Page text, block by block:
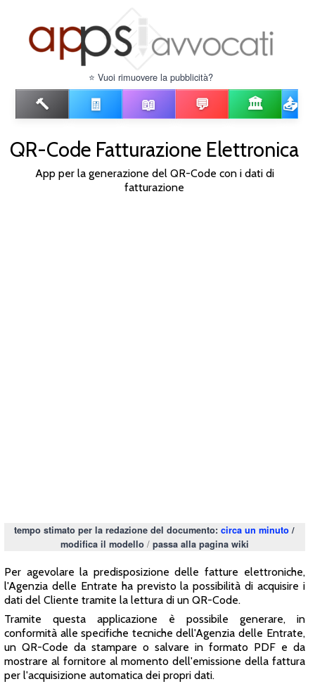
⭐ Vuoi rimuovere la pubblicità?
🔨 🧾 📖 💬 🏛️ 📤
QR-Code Fatturazione Elettronica
App per la generazione del QR-Code con i dati di
fatturazione
tempo stimato per la redazione del documento:circa un minuto /
modifica il modello/ passa alla pagina wiki
Per agevolare la predisposizione delle fatture elettroniche,
l'Agenzia delle Entrate ha previsto la possibilità di acquisire i
dati del Cliente tramite la lettura di un QR-Code.
Tramite questa applicazione è possibile generare, in
conformità alle specifiche tecniche dell'Agenzia delle Entrate,
un QR-Code da stampare o salvare in formato PDF e da
mostrare al fornitore al momento dell'emissione della fattura
per l'acquisizione automatica dei propri dati.